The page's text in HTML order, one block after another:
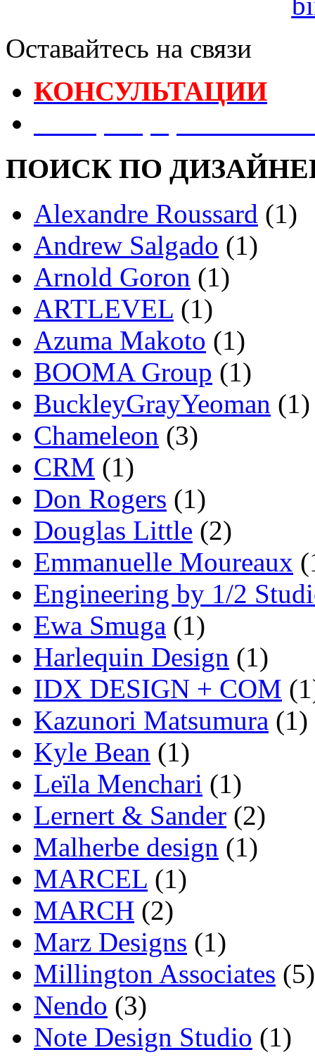
Оставайтесь на связи
КОНСУЛЬТАЦИИ
ПОИСК ПО
Alexandre Roussard (1)
Andrew Salgado (1)
Arnold Goron (1)
ARTLEVEL (1)
Azuma Makoto (1)
BOOMA Group (1)
BuckleyGrayYeoman (1)
Chameleon (3)
CRM (1)
Don Rogers (1)
Douglas Little (2)
Emmanuelle Moureaux
Engineering by 1/2
Ewa Smuga (1)
Harlequin Design (1)
IDX DESIGN + COM
Kazunori Matsumura (1)
Kyle Bean (1)
Leïla Menchari (1)
Lernert & Sander (2)
Malherbe design (1)
MARCEL (1)
MARCH (2)
Marz Designs (1)
Millington Associates (5)
Nendo (3)
Note Design Studio (1)